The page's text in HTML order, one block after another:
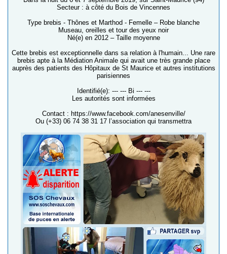
Secteur : à côté du Bois de Vincennes
Type brebis - Thônes et Marthod - Femelle – Robe blanche
Museau, oreilles et tour des yeux noir
Né(e) en 2012 – Taille moyenne
Cette brebis est exceptionnelle dans sa relation à l'humain... Une rare
brebis apte à la Médiation Animale qui avait une très grande place
auprès des patients des Hôpitaux de St Maurice et autres institutions
parisiennes
Identifié(e): --- --- Bi --- ---
Les autorités sont informées
Contact : https://www.facebook.com/anesenville/
Ou (+33) 06 74 38 31 17 l’association qui transmettra